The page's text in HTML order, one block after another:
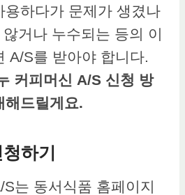
용하다가 문제가 생겼나
거나 누수되는 등의 이
A/S를 받아야 합니다.
커피머신 A/S 신청 방
해드릴게요.
하기
는 동서식품 홈페이지